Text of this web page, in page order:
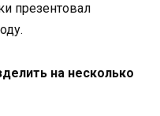
презентовал
на несколько